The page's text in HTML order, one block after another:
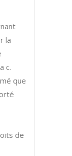
la
c.
que
de